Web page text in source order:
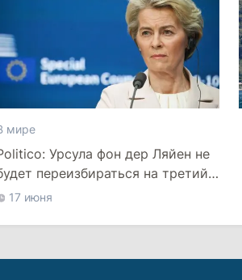
мире
Урсула фон дер Ляйен не
переизбираться на третий
17 июня